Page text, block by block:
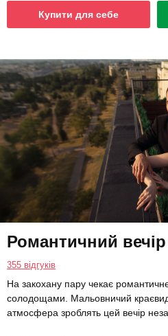
Купити для себе
Романтичний
355 відгуків
На закохану пару чекає
солодощами. Мальовничий
атмосфера зроблять цей вечір